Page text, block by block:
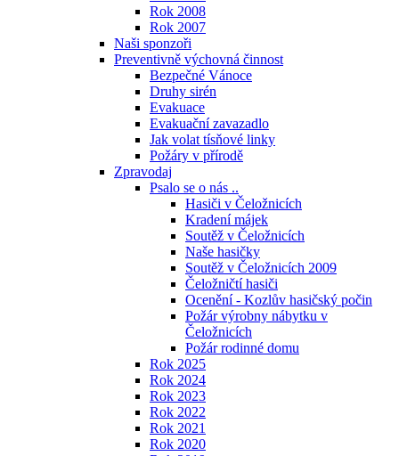
Rok 2008
Rok 2007
Naši sponzoři
Preventivně výchovná činnost
Bezpečné Vánoce
Druhy sirén
Evakuace
Evakuační zavazadlo
Jak volat tísňové linky
Požáry v přírodě
Zpravodaj
Psalo se o nás ..
Hasiči v Čeložnicích
Kradení májek
Soutěž v Čeložnicích
Naše hasičky
Soutěž v Čeložnicích 2009
Čeložničtí hasiči
Ocenění - Kozlův hasičský počin
Požár výrobny nábytku v
Čeložnicích
Požár rodinné domu
Rok 2025
Rok 2024
Rok 2023
Rok 2022
Rok 2021
Rok 2020